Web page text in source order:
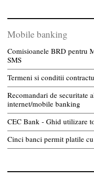
Mobile banking
Comisioanele BRD pentru
SMS
Termeni si conditii
Recomandari de securitate
internet/mobile banking
CEC Bank - Ghid utilizare
Cinci banci permit platile